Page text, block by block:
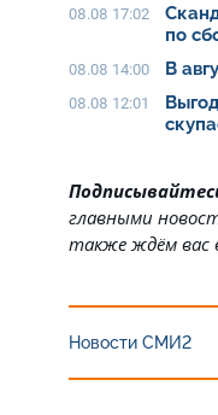
08.08 17:02
по
08.08 14:00 В
08.08 12:01
главными
также ждём вас
Новости СМИ2